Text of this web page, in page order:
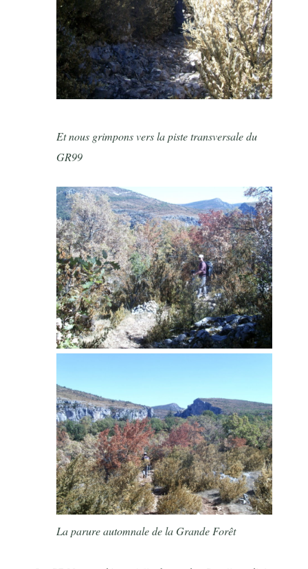
Et nous grimpons vers la piste transversale du
GR99
La parure automnale de la Grande Forêt